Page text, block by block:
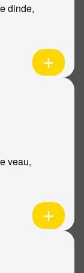
dinde,
veau,